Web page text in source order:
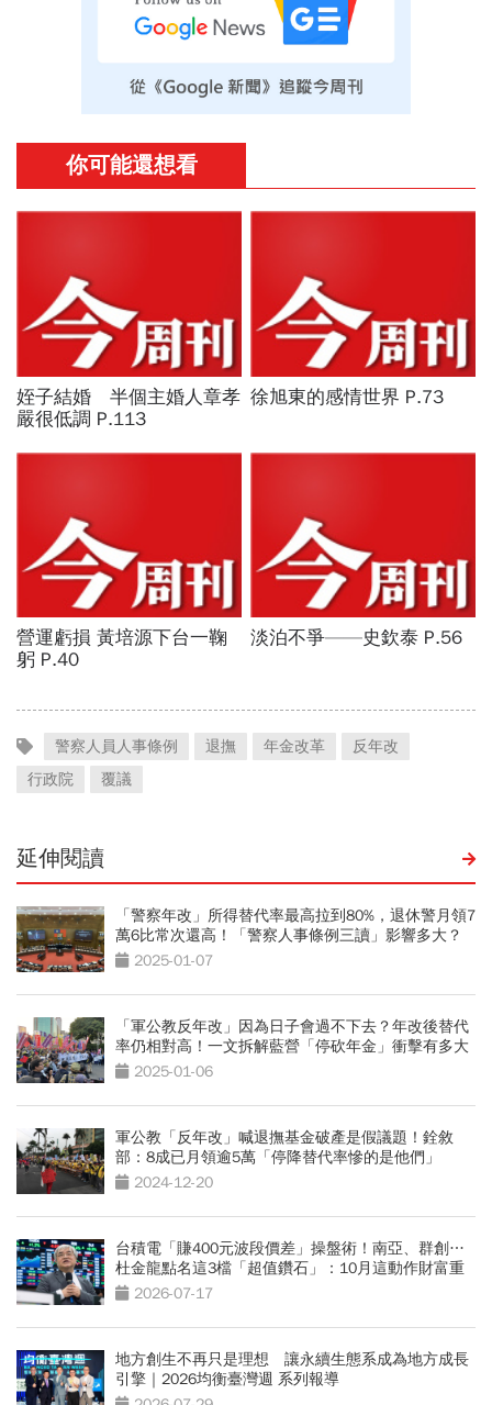
警察人員人事條例 退撫 年金改革
反年改
行政院
覆議
延伸閱讀
「警察年改」所得替代率最高拉到80%，退休警月領7
萬6比常次還高！「警察人事條例三讀」影響多大？
2025-01-07
「軍公教反年改」因為日子會過不下去？年改後替代
率仍相對高！一文拆解藍營「停砍年金」衝擊有多大
2025-01-06
軍公教「反年改」喊退撫基金破產是假議題！銓敘
部：8成已月領逾5萬「停降替代率慘的是他們」
2024-12-20
台積電「賺400元波段價差」操盤術！南亞、群創…
杜金龍點名這3檔「超值鑽石」：10月這動作財富重
分配2026-07-17
地方創生不再只是理想 讓永續生態系成為地方成長
引擎｜2026均衡臺灣週 系列報導